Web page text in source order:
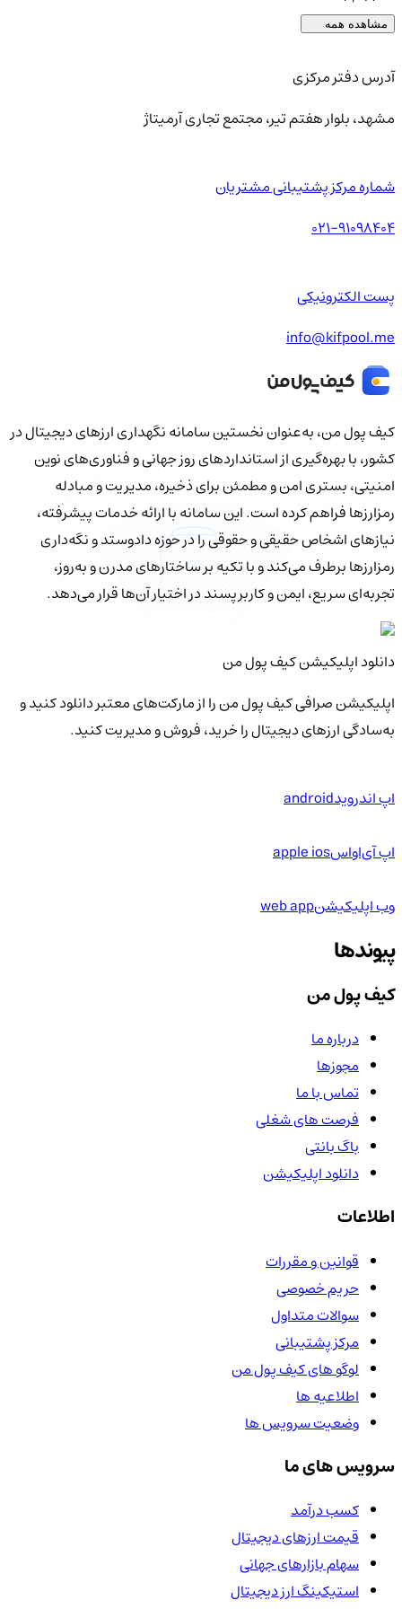
مشاهده همه
آدرس دفتر مرکزی
مشهد، بلوار هفتم تیر، مجتمع تجاری آرمیتاژ
شماره مرکز پشتیبانی مشتریان
021-91098404
پست الکترونیکی
info@kifpool.me
کیف‌ پول من، به‌عنوان نخستین سامانه نگهداری ارزهای دیجیتال در
کشور، با بهره‌گیری از استانداردهای روز جهانی و فناوری‌های نوین
امنیتی، بستری امن و مطمئن برای ذخیره، مدیریت و مبادله
رمزارزها فراهم کرده است. این سامانه با ارائه خدمات پیشرفته،
نیازهای اشخاص حقیقی و حقوقی را در حوزه دادوستد و نگه‌داری
رمزارزها برطرف می‌کند و با تکیه بر ساختارهای مدرن و به‌روز،
تجربه‌ای سریع، ایمن و کاربرپسند در اختیار آن‌ها قرار می‌دهد.
دانلود اپلیکیشن کیف‌ پول من
اپلیکیشن صرافی کیف پول من را از مارکت‌های معتبر دانلود کنید و
به‌سادگی ارزهای دیجیتال را خرید، فروش و مدیریت کنید.
اپ اندرویدandroid
اپ آی‌او‌اسapple ios
وب اپلیکیشنweb app
پیوندها
کیف پول من
درباره ما
مجوزها
تماس با ما
فرصت های شغلی
باگ بانتی
دانلود اپلیکیشن
اطلاعات
قوانین و مقررات
حریم خصوصی
سوالات متداول
مرکز پشتیبانی
لوگو های کیف پول من
اطلاعیه ها
وضعیت سرویس ها
سرویس های ما
کسب درآمد
قیمت ارزهای دیجیتال
سهام بازارهای جهانی
استیکینگ ارز دیجیتال